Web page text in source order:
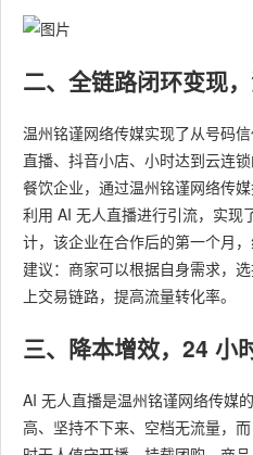
二、全链路闭环变现
温州铭谨网络传媒实现了从号码
直播、抖音小店、小时达到云连
餐饮企业，通过温州铭谨网络传
利用 AI 无人直播进行引流，实现
计，该企业在合作后的第一个月
建议：商家可以根据自身需求，
上交易链路，提高流量转化率。
三、降本增效，24 小
AI 无人直播是温州铭谨网络传媒
高、坚持不下来、空档无流量，